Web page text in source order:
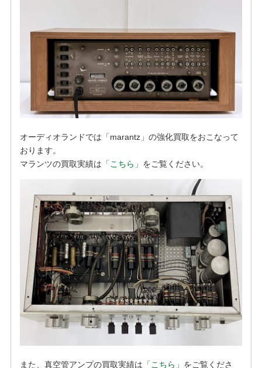
オーディオランドでは「marantz」の強化買取をおこなって
おります。
マランツの買取実績は 「こちら」 をご覧ください。
また、真空管アンプの買取実績は 「こちら」 をご覧くださ